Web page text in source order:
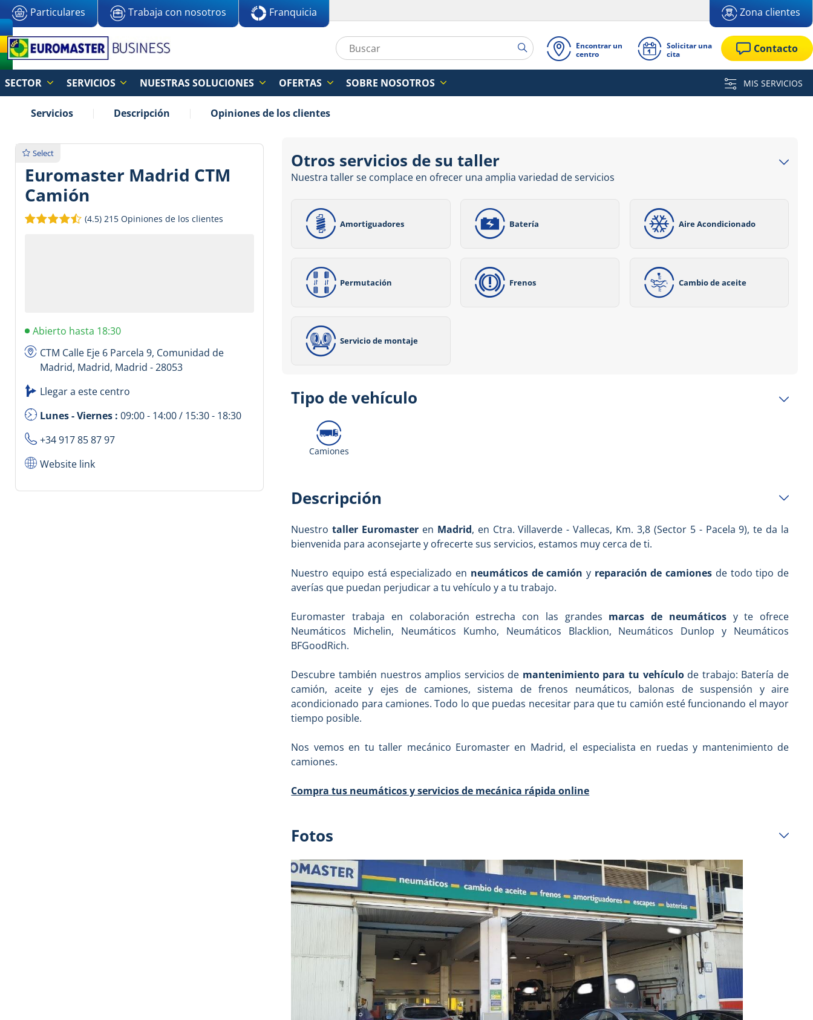
Particulares Trabaja con nosotros Franquicia Zona clientes
Encontrar un
centro
Solicitar una
cita
Contacto
SECTOR SERVICIOS NUESTRAS SOLUCIONES OFERTAS SOBRE NOSOTROS MIS SERVICIOS
Servicios Descripción Opiniones de los clientes
Select
Euromaster Madrid CTM
Camión
(4.5) 215 Opiniones de los clientes
Abierto hasta 18:30
CTM Calle Eje 6 Parcela 9, Comunidad de
Madrid, Madrid, Madrid - 28053
Llegar a este centro
Lunes - Viernes : 09:00 - 14:00 / 15:30 - 18:30
+34 917 85 87 97
Website link
Otros servicios de su taller
Nuestra taller se complace en ofrecer una amplia variedad de servicios
Amortiguadores Batería Aire Acondicionado
Permutación Frenos Cambio de aceite
Servicio de montaje
Tipo de vehículo
Camiones
Descripción
Nuestro taller Euromaster en Madrid, en Ctra. Villaverde - Vallecas, Km. 3,8 (Sector 5 - Pacela 9), te da la
bienvenida para aconsejarte y ofrecerte sus servicios, estamos muy cerca de ti.
Nuestro equipo está especializado en neumáticos de camión y reparación de camiones de todo tipo de
averías que puedan perjudicar a tu vehículo y a tu trabajo.
Euromaster trabaja en colaboración estrecha con las grandes marcas de neumáticosy te ofrece
Neumáticos Michelin, Neumáticos Kumho, Neumáticos Blacklion, Neumáticos Dunlop y Neumáticos
BFGoodRich.
Descubre también nuestros amplios servicios de mantenimiento para tu vehículode trabajo: Batería de
camión, aceite y ejes de camiones, sistema de frenos neumáticos, balonas de suspensión y aire
acondicionado para camiones. Todo lo que puedas necesitar para que tu camión esté funcionando el mayor
tiempo posible.
Nos vemos en tu taller mecánico Euromaster en Madrid, el especialista en ruedas y mantenimiento de
camiones.
Compra tus neumáticos y servicios de mecánica rápida online
Fotos